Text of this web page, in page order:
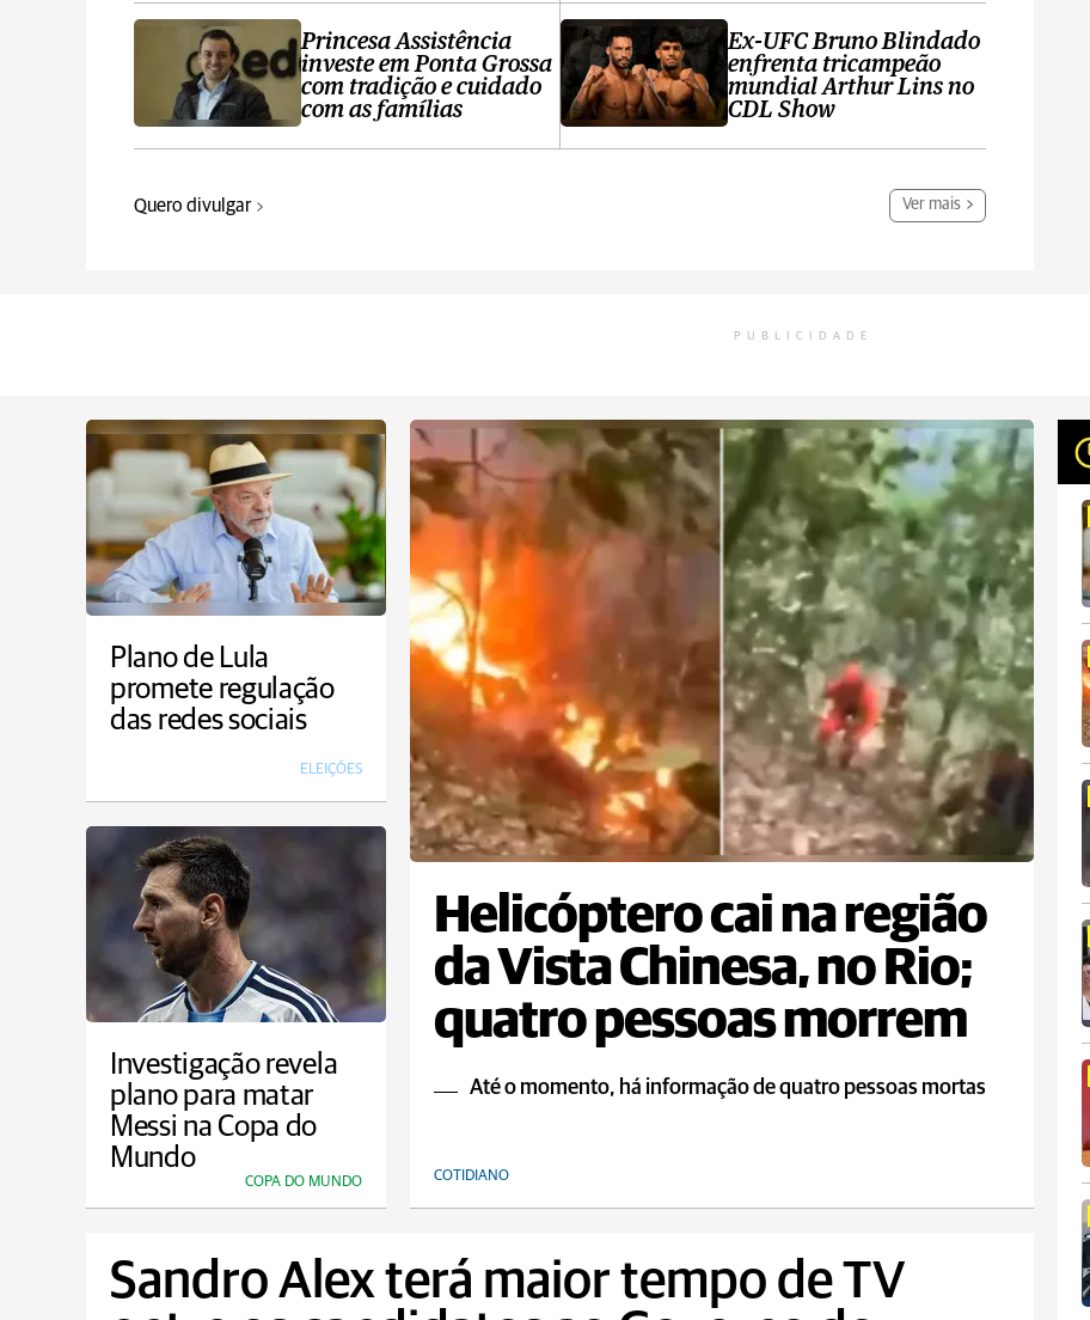
Princesa Assistência
investe em Ponta Grossa
com tradição e cuidado
com as famílias
Ex-UFC Bruno Blindado
enfrenta tricampeão
mundial Arthur Lins no
CDL Show
Quero divulgar Ver mais
PUBLICIDADE
Plano de Lula
promete regulação
das redes sociais
ELEIÇÕES
Helicóptero cai na região
da Vista Chinesa, no Rio;
quatro pessoas morrem
Até o momento, há informação de quatro pessoas mortas
COTIDIANO
Investigação revela
plano para matar
Messi na Copa do
Mundo
COPA DO MUNDO
Sandro Alex terá maior tempo de TV